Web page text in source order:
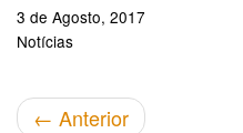
3 de Agosto, 2017
Notícias
← Anterior